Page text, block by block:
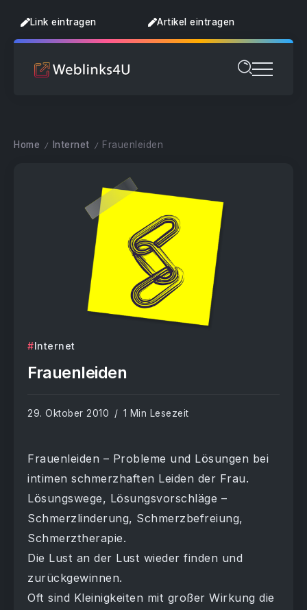
Link eintragen Artikel eintragen
Home / Internet / Frauenleiden
Internet
Frauenleiden
29. Oktober 2010 1 Min Lesezeit
Frauenleiden – Probleme und Lösungen bei
intimen schmerzhaften Leiden der Frau.
Lösungswege, Lösungsvorschläge –
Schmerzlinderung, Schmerzbefreiung,
Schmerztherapie.
Die Lust an der Lust wieder finden und
zurückgewinnen.
Oft sind Kleinigkeiten mit großer Wirkung die